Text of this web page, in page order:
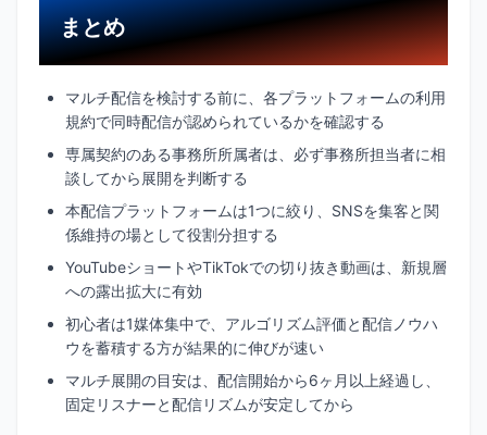
まとめ
マルチ配信を検討する前に、各プラットフォームの利用
規約で同時配信が認められているかを確認する
専属契約のある事務所所属者は、必ず事務所担当者に相
談してから展開を判断する
本配信プラットフォームは1つに絞り、SNSを集客と関
係維持の場として役割分担する
YouTubeショートやTikTokでの切り抜き動画は、新規層
への露出拡大に有効
初心者は1媒体集中で、アルゴリズム評価と配信ノウハ
ウを蓄積する方が結果的に伸びが速い
マルチ展開の目安は、配信開始から6ヶ月以上経過し、
固定リスナーと配信リズムが安定してから